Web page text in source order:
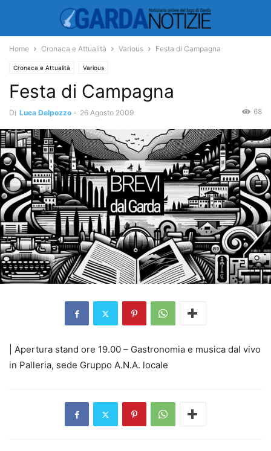
Home Cronaca e Attualità Various Festa di Campagna
Cronaca e Attualità Various
Festa di Campagna
Di Luca Delpozzo - 26 Agosto 2009 68
| Apertura stand ore 19.00 – Gastronomia e musica dal vivo
in Palleria, sede Gruppo A.N.A. locale